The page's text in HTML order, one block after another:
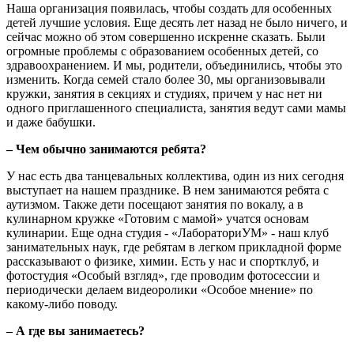
Наша организация появилась, чтобы создать для особенных
детей лучшие условия. Еще десять лет назад не было ничего, и
сейчас можно об этом совершенно искренне сказать. Были
огромные проблемы с образованием особенных детей, со
здравоохранением. И мы, родители, объединились, чтобы это
изменить. Когда семей стало более 30, мы организовывали
кружки, занятия в секциях и студиях, причем у нас нет ни
одного приглашенного специалиста, занятия ведут сами мамы
и даже бабушки.
– Чем обычно занимаются ребята?
У нас есть два танцевальных коллектива, один из них сегодня
выступает на нашем празднике. В нем занимаются ребята с
аутизмом. Также дети посещают занятия по вокалу, а в
кулинарном кружке «Готовим с мамой» учатся основам
кулинарии. Еще одна студия - «ЛабораториУМ» - наш клуб
занимательных наук, где ребятам в легком прикладной форме
рассказывают о физике, химии. Есть у нас и спортклуб, и
фотостудия «Особый взгляд», где проводим фотосессии и
периодически делаем видеоролики «Особое мнение» по
какому-либо поводу.
– А где вы занимаетесь?